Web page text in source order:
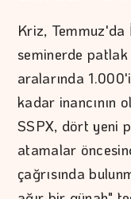
Kriz, Temmuz'da
seminerde
aralarında
kadar inancının
SSPX, dört yeni
atamalar
çağrısında